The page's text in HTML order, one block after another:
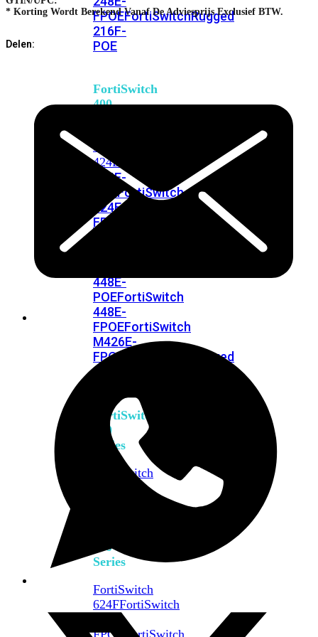
FPOEFortiSwitchRugged
216F-
POE
FortiSwitch
400
FortiSwitch
424E
424E-
FortiSwitch
424E-
FPOE
448E-
POEFortiSwitch
448E-
FPOEFortiSwitch
M426E-
FPOE
FortiSwitchRugged
424F-
FortiSwitch
500
Series
FortiSwitch
600
Series
FortiSwitch
624FFortiSwitch
624F-
FPOE
FortiSwitch
* Korting Wordt Berekend Vanaf De Adviesprijs Exclusief BTW.
Delen: